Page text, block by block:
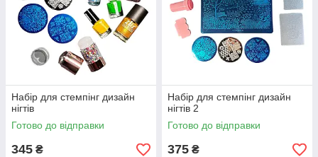
Набір для стемпінг дизайн
нігтів
Готово до відправки
345 ₴
Набір для стемпінг дизайн
нігтів 2
Готово до відправки
375 ₴